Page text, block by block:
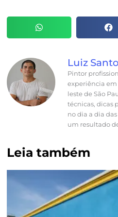
Luiz
Pintor
experiência
leste de São
técnicas, dicas
no dia a dia
um resultado
Leia também